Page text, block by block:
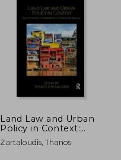
50%
dcto.
Land Law and Urban
Policy in Context:
Essays on the
Contributions of
Zartaloudis, Thanos